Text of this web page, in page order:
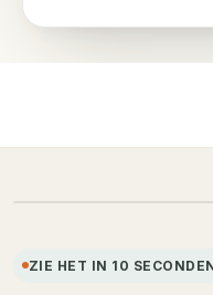
ZIE HET IN 10